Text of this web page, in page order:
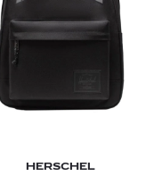
HERSCHEL